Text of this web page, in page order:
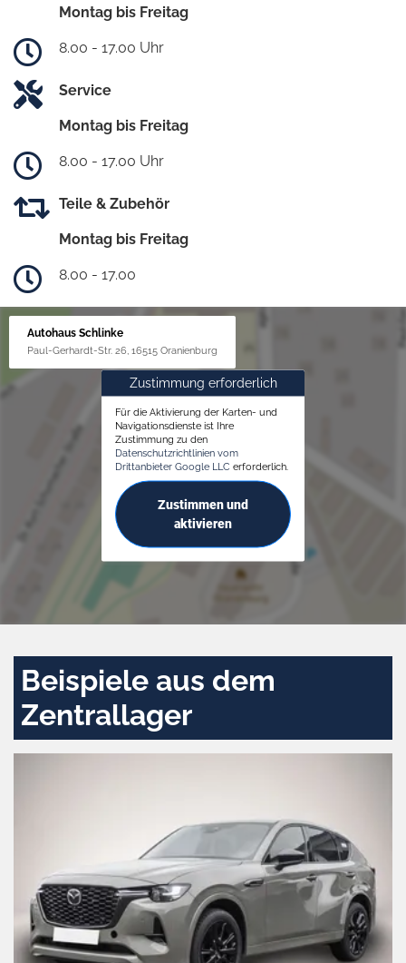
Montag bis Freitag
8.00 - 17.00 Uhr
Service
Montag bis Freitag
8.00 - 17.00 Uhr
Teile & Zubehör
Montag bis Freitag
8.00 - 17.00
Autohaus Schlinke
Paul-Gerhardt-Str. 26, 16515 Oranienburg
Zustimmung erforderlich
Für die Aktivierung der Karten- und
Navigationsdienste ist Ihre
Zustimmung zu den
Datenschutzrichtlinien vom
Drittanbieter Google LLC erforderlich.
Zustimmen und
aktivieren
Beispiele aus dem
Zentrallager